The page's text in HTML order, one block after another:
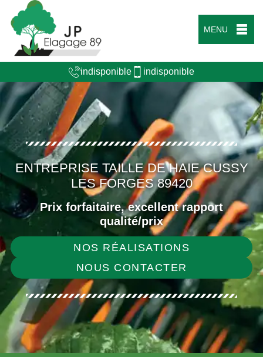
MENU
indisponible indisponible
ENTREPRISE TAILLE DE HAIE CUSSY
LES FORGES 89420
Prix forfaitaire, excellent rapport
qualité/prix
NOS RÉALISATIONS
NOUS CONTACTER